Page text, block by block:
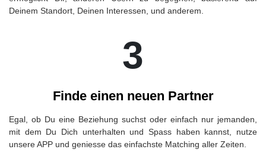
Deinem Standort, Deinen Interessen, und anderem.
3
Finde einen neuen Partner
Egal, ob Du eine Beziehung suchst oder einfach nur jemanden,
mit dem Du Dich unterhalten und Spass haben kannst, nutze
unsere APP und geniesse das einfachste Matching aller Zeiten.